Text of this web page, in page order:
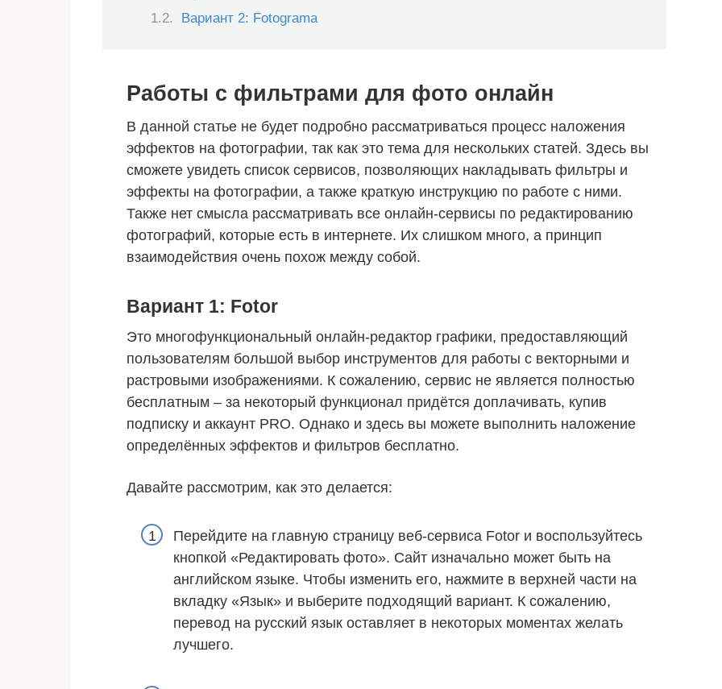
Вариант 2: Fotograma
Работы с фильтрами для фото онлайн
В данной статье не будет подробно рассматриваться процесс наложения
эффектов на фотографии, так как это тема для нескольких статей. Здесь вы
сможете увидеть список сервисов, позволяющих накладывать фильтры и
эффекты на фотографии, а также краткую инструкцию по работе с ними.
Также нет смысла рассматривать все онлайн-сервисы по редактированию
фотографий, которые есть в интернете. Их слишком много, а принцип
взаимодействия очень похож между собой.
Вариант 1: Fotor
Это многофункциональный онлайн-редактор графики, предоставляющий
пользователям большой выбор инструментов для работы с векторными и
растровыми изображениями. К сожалению, сервис не является полностью
бесплатным – за некоторый функционал придётся доплачивать, купив
подписку и аккаунт PRO. Однако и здесь вы можете выполнить наложение
определённых эффектов и фильтров бесплатно.
Давайте рассмотрим, как это делается:
Перейдите на главную страницу веб-сервиса Fotor и воспользуйтесь
кнопкой «Редактировать фото». Сайт изначально может быть на
английском языке. Чтобы изменить его, нажмите в верхней части на
вкладку «Язык» и выберите подходящий вариант. К сожалению,
перевод на русский язык оставляет в некоторых моментах желать
лучшего.